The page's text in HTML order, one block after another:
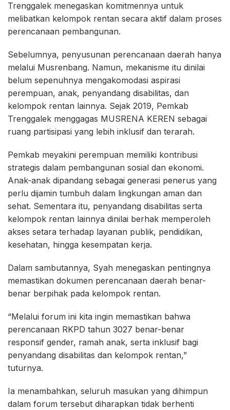
Trenggalek menegaskan komitmennya untuk
melibatkan kelompok rentan secara aktif dalam proses
perencanaan pembangunan.
Sebelumnya, penyusunan perencanaan daerah hanya
melalui Musrenbang. Namun, mekanisme itu dinilai
belum sepenuhnya mengakomodasi aspirasi
perempuan, anak, penyandang disabilitas, dan
kelompok rentan lainnya. Sejak 2019, Pemkab
Trenggalek menggagas MUSRENA KEREN sebagai
ruang partisipasi yang lebih inklusif dan terarah.
Pemkab meyakini perempuan memiliki kontribusi
strategis dalam pembangunan sosial dan ekonomi.
Anak-anak dipandang sebagai generasi penerus yang
perlu dijamin tumbuh dalam lingkungan aman dan
sehat. Sementara itu, penyandang disabilitas serta
kelompok rentan lainnya dinilai berhak memperoleh
akses setara terhadap layanan publik, pendidikan,
kesehatan, hingga kesempatan kerja.
Dalam sambutannya, Syah menegaskan pentingnya
memastikan dokumen perencanaan daerah benar-
benar berpihak pada kelompok rentan.
“Melalui forum ini kita ingin memastikan bahwa
perencanaan RKPD tahun 3027 benar-benar
responsif gender, ramah anak, serta inklusif bagi
penyandang disabilitas dan kelompok rentan,”
tuturnya.
Ia menambahkan, seluruh masukan yang dihimpun
dalam forum tersebut diharapkan tidak berhenti